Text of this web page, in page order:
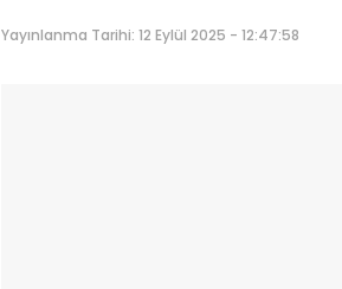
Yayınlanma Tarihi: 12 Eylül 2025 - 12:47:58